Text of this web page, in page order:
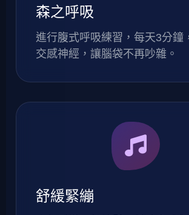
森之呼吸
進行腹式呼吸練習，每天3分鐘
交感神經，讓腦袋不再吵雜。
舒緩緊繃